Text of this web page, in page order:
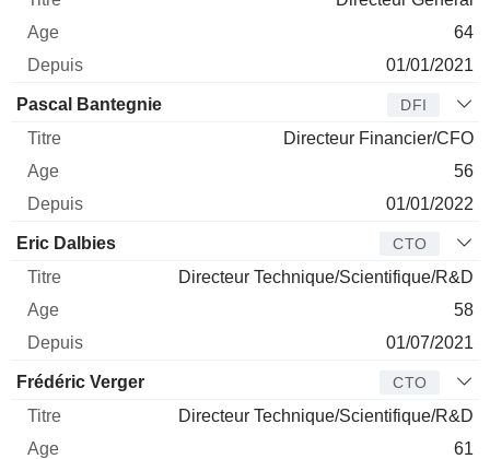
64
01/01/2021
Pascal Bantegnie DFI
Directeur Financier/CFO
56
01/01/2022
Eric Dalbies CTO
Directeur Technique/Scientifique/R&D
58
01/07/2021
Frédéric Verger CTO
Directeur Technique/Scientifique/R&D
61